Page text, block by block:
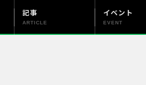
記事
ARTICLE
イベント
EVENT